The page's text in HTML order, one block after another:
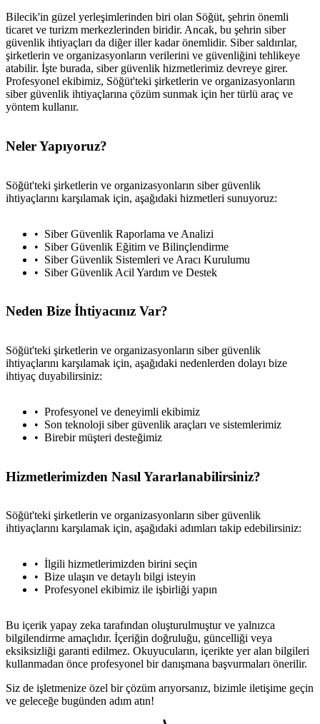
Bilecik'in güzel yerleşimlerinden biri olan Söğüt, şehrin önemli
ticaret ve turizm merkezlerinden biridir. Ancak, bu şehrin siber
güvenlik ihtiyaçları da diğer iller kadar önemlidir. Siber saldırılar,
şirketlerin ve organizasyonların verilerini ve güvenliğini tehlikeye
atabilir. İşte burada, siber güvenlik hizmetlerimiz devreye girer.
Profesyonel ekibimiz, Söğüt'teki şirketlerin ve organizasyonların
siber güvenlik ihtiyaçlarına çözüm sunmak için her türlü araç ve
yöntem kullanır.
Neler Yapıyoruz?
Söğüt'teki şirketlerin ve organizasyonların siber güvenlik
ihtiyaçlarını karşılamak için, aşağıdaki hizmetleri sunuyoruz:
Siber Güvenlik Raporlama ve Analizi
Siber Güvenlik Eğitim ve Bilinçlendirme
Siber Güvenlik Sistemleri ve Aracı Kurulumu
Siber Güvenlik Acil Yardım ve Destek
Neden Bize İhtiyacınız Var?
Söğüt'teki şirketlerin ve organizasyonların siber güvenlik
ihtiyaçlarını karşılamak için, aşağıdaki nedenlerden dolayı bize
ihtiyaç duyabilirsiniz:
Profesyonel ve deneyimli ekibimiz
Son teknoloji siber güvenlik araçları ve sistemlerimiz
Birebir müşteri desteğimiz
Hizmetlerimizden Nasıl Yararlanabilirsiniz?
Söğüt'teki şirketlerin ve organizasyonların siber güvenlik
ihtiyaçlarını karşılamak için, aşağıdaki adımları takip edebilirsiniz:
İlgili hizmetlerimizden birini seçin
Bize ulaşın ve detaylı bilgi isteyin
Profesyonel ekibimiz ile işbirliği yapın
Bu içerik yapay zeka tarafından oluşturulmuştur ve yalnızca
bilgilendirme amaçlıdır. İçeriğin doğruluğu, güncelliği veya
eksiksizliği garanti edilmez. Okuyucuların, içerikte yer alan bilgileri
kullanmadan önce profesyonel bir danışmana başvurmaları önerilir.
Siz de işletmenize özel bir çözüm arıyorsanız, bizimle iletişime geçin
ve geleceğe bugünden adım atın!